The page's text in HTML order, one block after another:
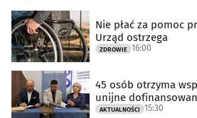
Nie płać za pomoc
Urząd ostrzega
ZDROWIE 16:00
45 osób otrzyma
unijne
AKTUALNOŚCI 15:30